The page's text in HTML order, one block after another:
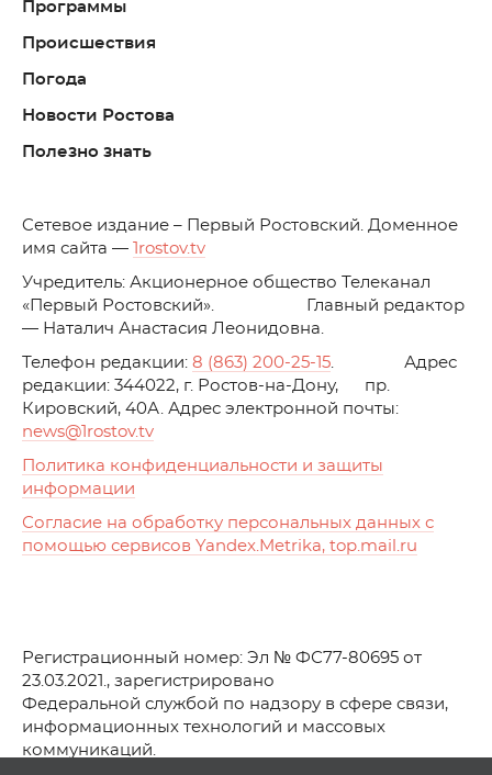
Программы
Происшествия
Погода
Новости Ростова
Полезно знать
Cетевое издание – Первый Ростовский. Доменное
имя сайта —
1rostov.tv
Учредитель: Акционерное общество Телеканал
«Первый Ростовский». Главный редактор
— Наталич Анастасия Леонидовна.
Телефон редакции: 8 (863) 200-25-15. Адрес
редакции: 344022, г. Ростов-на-Дону, пр.
Кировский, 40А. Адрес электронной почты:
news@1rostov.tv
Политика конфиденциальности и защиты
информации
Согласие на обработку персональных данных с
помощью сервисов Yandex.Metrika, top.mail.ru
Регистрационный номер: Эл № ФС77-80695 от
23.03.2021., зарегистрировано
Федеральной службой по надзору в сфере связи,
информационных технологий и массовых
коммуникаций.